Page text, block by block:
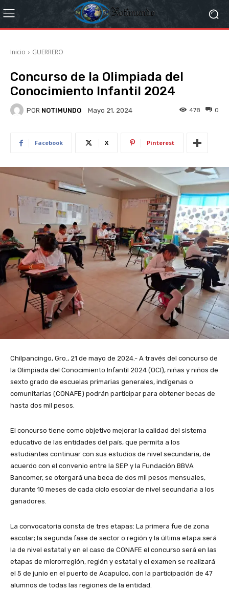
Inicio GUERRERO
Concurso de la Olimpiada del
Conocimiento Infantil 2024
POR NOTIMUNDO Mayo 21, 2024 0
478
Facebook X Pinterest
Chilpancingo, Gro., 21 de mayo de 2024.- A través del concurso de
la Olimpiada del Conocimiento Infantil 2024 (OCI), niñas y niños de
sexto grado de escuelas primarias generales, indígenas o
comunitarias (CONAFE) podrán participar para obtener becas de
hasta dos mil pesos.
El concurso tiene como objetivo mejorar la calidad del sistema
educativo de las entidades del país, que permita a los
estudiantes continuar con sus estudios de nivel secundaria, de
acuerdo con el convenio entre la SEP y la Fundación BBVA
Bancomer, se otorgará una beca de dos mil pesos mensuales,
durante 10 meses de cada ciclo escolar de nivel secundaria a los
ganadores.
La convocatoria consta de tres etapas: La primera fue de zona
escolar; la segunda fase de sector o región y la última etapa será
la de nivel estatal y en el caso de CONAFE el concurso será en las
etapas de microrregión, región y estatal y el examen se realizará
el 5 de junio en el puerto de Acapulco, con la participación de 47
alumnos de todas las regiones de la entidad.